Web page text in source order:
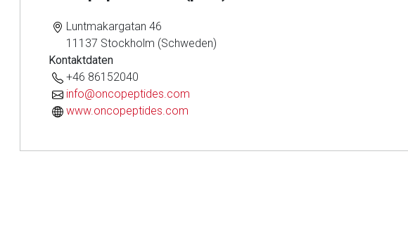
Luntmakargatan 46
11137 Stockholm (Schweden)
Kontaktdaten
+46 86152040
info@oncopeptides.com
www.oncopeptides.com
Betreiber verantwortlich. Ebenso gelten